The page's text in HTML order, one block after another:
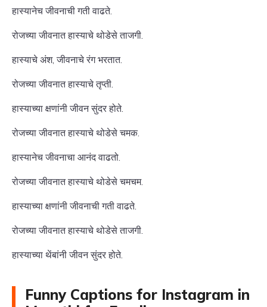
हास्यानेच जीवनाची गती वाढते.
रोजच्या जीवनात हास्याचे थोडेसे ताजगी.
हास्याचे अंश, जीवनाचे रंग भरतात.
रोजच्या जीवनात हास्याचे तृप्ती.
हास्याच्या क्षणांनी जीवन सुंदर होते.
रोजच्या जीवनात हास्याचे थोडेसे चमक.
हास्यानेच जीवनाचा आनंद वाढतो.
रोजच्या जीवनात हास्याचे थोडेसे चमचम.
हास्याच्या क्षणांनी जीवनाची गती वाढते.
रोजच्या जीवनात हास्याचे थोडेसे ताजगी.
हास्याच्या थेंबांनी जीवन सुंदर होते.
Funny Captions for Instagram in